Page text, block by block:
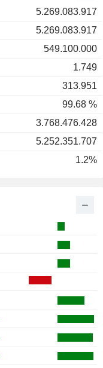
5.269.083.917
5.269.083.917
549.100.000
1.749
313.951
99.68 %
3.768.476.428
5.252.351.707
1.2%